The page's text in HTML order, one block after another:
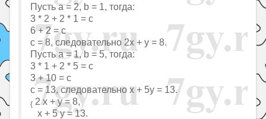
Пусть a = 2, b = 1, тогда:
3 * 2 + 2 * 1 = c
6 + 2 = с
с = 8, следовательно 2x + y = 8.
Пусть a = 1, b = 5, тогда:
3 * 1 + 2 * 5 = c
3 + 10 = с
с = 13, следовательно x + 5y = 13.
{ 2 x + y = 8,
x + 5 y = 13.